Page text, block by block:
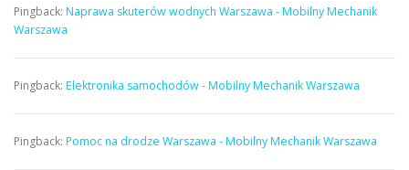
Pingback: Naprawa skuterów wodnych Warszawa - Mobilny Mechanik
Warszawa
Pingback: Elektronika samochodów - Mobilny Mechanik Warszawa
Pingback: Pomoc na drodze Warszawa - Mobilny Mechanik Warszawa